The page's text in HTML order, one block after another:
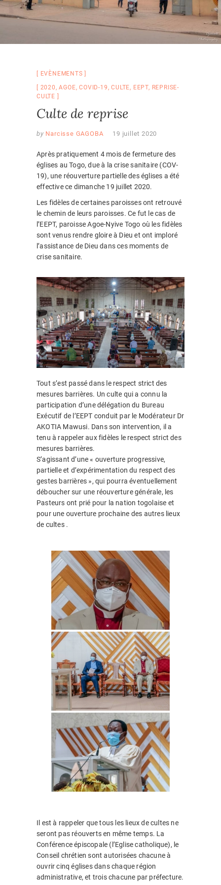
EVÈNEMENTS
2020,AGOE,COVID-19,CULTE, EEPT, REPRISE-
CULTE
Culte de reprise
by Narcisse GAGOBA 19 juillet 2020
Après pratiquement 4 mois de fermeture des
églises au Togo, due à la crise sanitaire (COV-
19), une réouverture partielle des églises a été
effective ce dimanche 19 juillet 2020.
Les fidèles de certaines paroisses ont retrouvé
le chemin de leurs paroisses. Ce fut le cas de
l’EEPT, paroisse Agoe-Nyive Togo où les fidèles
sont venus rendre gloire à Dieu et ont imploré
l’assistance de Dieu dans ces moments de
crise sanitaire.
Tout s’est passé dans le respect strict des
mesures barrières. Un culte qui a connu la
participation d’une délégation du Bureau
Exécutif de l’EEPT conduit par le Modérateur Dr
AKOTIA Mawusi. Dans son intervention, il a
tenu à rappeler aux fidèles le respect strict des
mesures barrières.
S’agissant d’une « ouverture progressive,
partielle et d’expérimentation du respect des
gestes barrières », qui pourra éventuellement
déboucher sur une réouverture générale, les
Pasteurs ont prié pour la nation togolaise et
pour une ouverture prochaine des autres lieux
de cultes .
Il est à rappeler que tous les lieux de cultes ne
seront pas réouverts en même temps. La
Conférence épiscopale (l’Eglise catholique), le
Conseil chrétien sont autorisées chacune à
ouvrir cinq églises dans chaque région
administrative, et trois chacune par préfecture.